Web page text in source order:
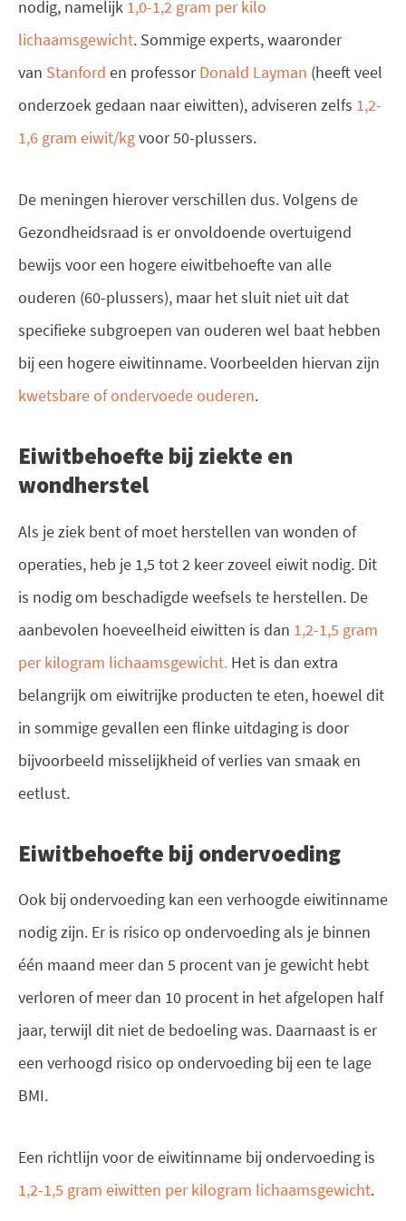
nodig, namelijk 1,0-1,2 gram per kilo
lichaamsgewicht. Sommige experts, waaronder
van Stanford en professorDonald Layman (heeft veel
onderzoek gedaan naar eiwitten), adviseren zelfs 1,2-
1,6 gram eiwit/kgvoor 50-plussers.
De meningen hierover verschillen dus. Volgens de
Gezondheidsraad is er onvoldoende overtuigend
bewijs voor een hogere eiwitbehoefte van alle
ouderen (60-plussers), maar het sluit niet uit dat
specifieke subgroepen van ouderen wel baat hebben
bij een hogere eiwitinname. Voorbeelden hiervan zijn
kwetsbare of ondervoede ouderen.
Eiwitbehoefte bij ziekte en
wondherstel
Als je ziek bent of moet herstellen van wonden of
operaties, heb je 1,5 tot 2 keer zoveel eiwit nodig. Dit
is nodig om beschadigde weefsels te herstellen. De
aanbevolen hoeveelheid eiwitten is dan 1,2-1,5 gram
per kilogram lichaamsgewicht. Het is dan extra
belangrijk om eiwitrijke producten te eten, hoewel dit
in sommige gevallen een flinke uitdaging is door
bijvoorbeeld misselijkheid of verlies van smaak en
eetlust.
Eiwitbehoefte bij ondervoeding
Ook bij ondervoeding kan een verhoogde eiwitinname
nodig zijn. Er is risico op ondervoeding als je binnen
één maand meer dan 5 procent van je gewicht hebt
verloren of meer dan 10 procent in het afgelopen half
jaar, terwijl dit niet de bedoeling was. Daarnaast is er
een verhoogd risico op ondervoeding bij een te lage
BMI.
Een richtlijn voor de eiwitinname bij ondervoeding is
1,2-1,5 gram eiwitten per kilogram lichaamsgewicht.